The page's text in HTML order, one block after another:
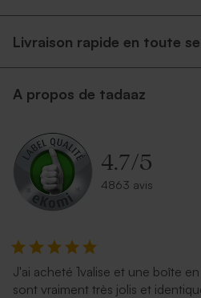
Livraison rapide en toute
A propos de tadaaz
4.7/5
4863 avis
J'ai acheté 1valise et une boîte
sont vraiment très jolis et